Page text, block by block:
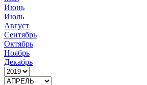
Июнь
Июль
Август
Сентябрь
Октябрь
Ноябрь
Декабрь